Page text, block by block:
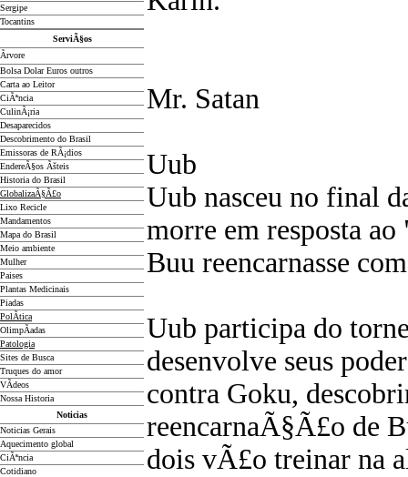
Sergipe
Tocantins
ServiÃ§os
Ãrvore
Bolsa Dolar Euros outros
Carta ao Leitor
CiÃªncia
CulinÃ¡ria
Desaparecidos
Descobrimento do Brasil
Emissoras de RÃ¡dios
EndereÃ§os Ãšteis
Historia do Brasil
GlobalizaÃ§Ã£o
Lixo Recicle
Mandamentos
Mapa do Brasil
Meio ambiente
Mulher
Paises
Plantas Medicinais
Piadas
PolÃ­tica
OlimpÃ­adas
Patologia
Sites de Busca
Truques do amor
VÃ­deos
Nossa Historia
Noticias
Noticias Gerais
Aquecimento global
CiÃªncia
Cotidiano
Mr. Satan
Uub
Uub nasceu no final
morre em resposta
Buu reencarnasse
Uub participa do
desenvolve seus
contra Goku,
reencarnaÃ§Ã£o de
dois vÃ£o treinar na